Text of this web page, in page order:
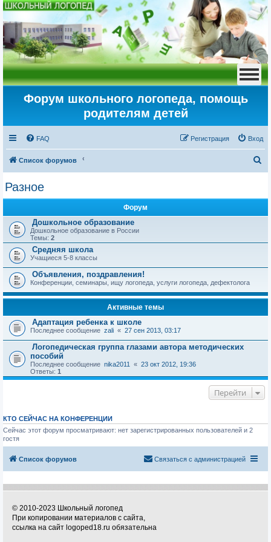
Форум школьного логопеда, помощь
родителям детей
FAQ Вход
Регистрация
Список форумов
о
к
Разное
Форум
Дошкольное образование
Дошкольное образование в России
Темы: 2
Средняя школа
Учащиеся 5-8 классы
Объявления, поздравления!
Конференции, семинары, ищу логопеда, услуги логопеда, дефектолога
Активные темы
Адаптация ребенка к школе
Последнее сообщение zali « 27 сен 2013, 03:17
Логопедическая группа глазами автора методических
пособий
Последнее сообщение nika2011 « 23 окт 2012, 19:36
Ответы: 1
Перейти
КТО СЕЙЧАС НА КОНФЕРЕНЦИИ
Сейчас этот форум просматривают: нет зарегистрированных пользователей и 2
гостя
Список форумов Связаться с администрацией
© 2010-2023 Школьный логопед
При копировании материалов с сайта,
ссылка на сайт logoped18.ru обязательна